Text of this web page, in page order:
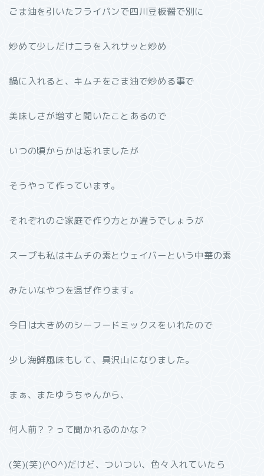
ごま油を引いたフライパンで四川豆板醤で別に
炒めて少しだけニラを入れサッと炒め
鍋に入れると、キムチをごま油で炒める事で
美味しさが増すと聞いたことあるので
いつの頃からかは忘れましたが
そうやって作っています。
それぞれのご家庭で作り方とか違うでしょうが
スープも私はキムチの素とウェイバーという中華の素
みたいなやつを混ぜ作ります。
今日は大きめのシーフードミックスをいれたので
少し海鮮風味もして、具沢山になりました。
まぁ、またゆうちゃんから、
何人前？？って聞かれるのかな？
(笑)(笑)(^O^)だけど、ついつい、色々入れていたら